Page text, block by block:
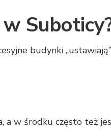
budynki
w środku często też